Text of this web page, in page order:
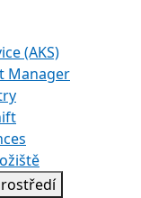
(AKS)
Manager